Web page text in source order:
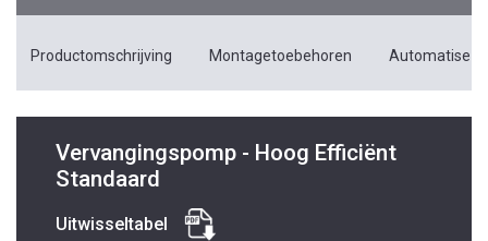
Productomschrijving Montagetoebehoren
Vervangingspomp - Hoog Efficiënt
Standaard
Uitwisseltabel